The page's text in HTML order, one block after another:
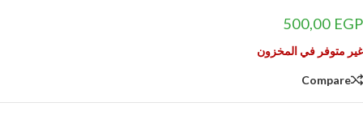
500,00 EGP
غير متوفر في المخزون
Compare